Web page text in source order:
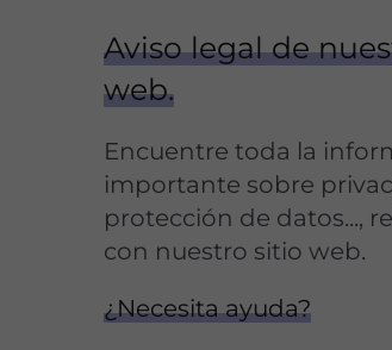
Aviso legal de
web.
Encuentre toda la
importante sobre
protección de datos...,
con nuestro sitio web.
¿Necesita ayuda?